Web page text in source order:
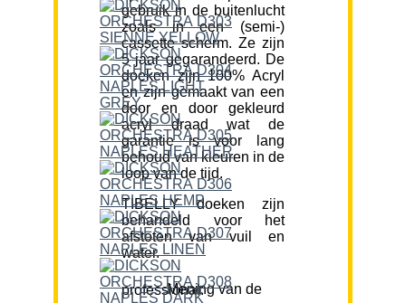
gebruik in de buitenlucht
zoals in een (semi-)
cassette scherm. Ze zijn
5 jaar gegarandeerd. De
doeken zijn 100% Acryl
en zijn gemaakt van een
door en door gekleurd
acryl draad wat de
garantie is voor lang
behoud van kleuren in de
loop van de tijd.
TIBELLY doeken zijn
behandeld voor het
afstoten van vuil en
water.
Mening van de professional: